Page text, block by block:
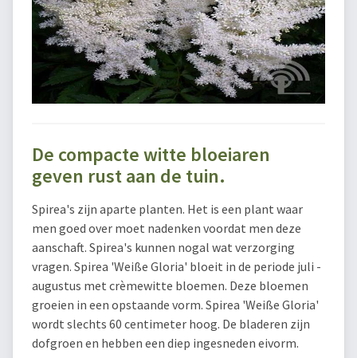
De compacte witte bloeiaren
geven rust aan de tuin.
Spirea's zijn aparte planten. Het is een plant waar
men goed over moet nadenken voordat men deze
aanschaft. Spirea's kunnen nogal wat verzorging
vragen. Spirea 'Weiße Gloria' bloeit in de periode juli -
augustus met crèmewitte bloemen. Deze bloemen
groeien in een opstaande vorm. Spirea 'Weiße Gloria'
wordt slechts 60 centimeter hoog. De bladeren zijn
dofgroen en hebben een diep ingesneden eivorm.